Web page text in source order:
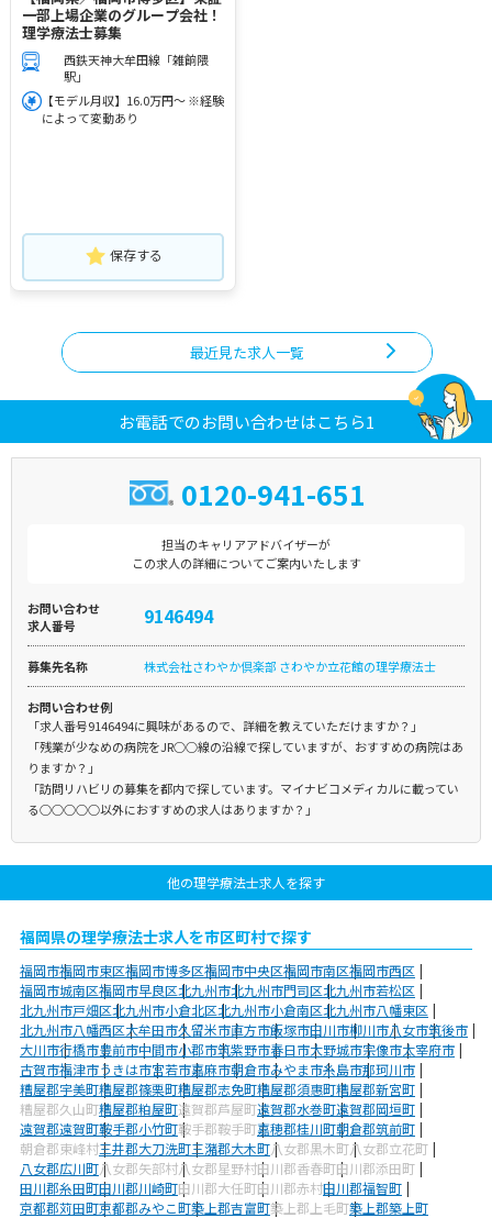
一部上場企業のグループ会社！
理学療法士募集
西鉄天神大牟田線「雑餉隈
駅」
【モデル月収】16.0万円～ ※経験
によって変動あり
保存する
最近見た求人一覧
お電話でのお問い合わせはこちら1
0120-941-651
担当のキャリアアドバイザーが
この求人の詳細についてご案内いたします
お問い合わせ
求人番号
9146494
募集先名称 株式会社さわやか倶楽部 さわやか立花館の理学療法士
お問い合わせ例
「求人番号9146494に興味があるので、詳細を教えていただけますか？」
「残業が少なめの病院をJR○○線の沿線で探していますが、おすすめの病院はあ
りますか？」
「訪問リハビリの募集を都内で探しています。マイナビコメディカルに載ってい
る○○○○○以外におすすめの求人はありますか？」
他の理学療法士求人を探す
福岡県の理学療法士求人を市区町村で探す
福岡市福岡市東区福岡市博多区福岡市中央区福岡市南区福岡市西区
福岡市城南区福岡市早良区北九州市北九州市門司区北九州市若松区
北九州市戸畑区北九州市小倉北区北九州市小倉南区北九州市八幡東区
北九州市八幡西区大牟田市久留米市直方市飯塚市田川市柳川市八女市筑後市
大川市行橋市豊前市中間市小郡市筑紫野市春日市大野城市宗像市太宰府市
古賀市福津市うきは市宮若市嘉麻市朝倉市みやま市糸島市那珂川市
糟屋郡宇美町糟屋郡篠栗町糟屋郡志免町糟屋郡須惠町糟屋郡新宮町
糟屋郡久山町糟屋郡粕屋町遠賀郡芦屋町遠賀郡水巻町遠賀郡岡垣町
遠賀郡遠賀町鞍手郡小竹町鞍手郡鞍手町嘉穂郡桂川町朝倉郡筑前町
朝倉郡東峰村三井郡大刀洗町三潴郡大木町八女郡黒木町八女郡立花町
八女郡広川町八女郡矢部村八女郡星野村田川郡香春町田川郡添田町
田川郡糸田町田川郡川崎町田川郡大任町田川郡赤村田川郡福智町
京都郡苅田町京都郡みやこ町築上郡吉富町築上郡上毛町築上郡築上町